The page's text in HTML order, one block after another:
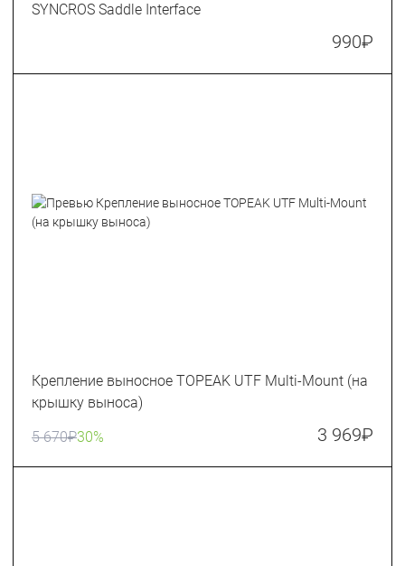
SYNCROS Saddle Interface
990₽
Крепление выносное TOPEAK UTF Multi-Mount (на
крышку выноса)
5 670₽30% 3 969₽